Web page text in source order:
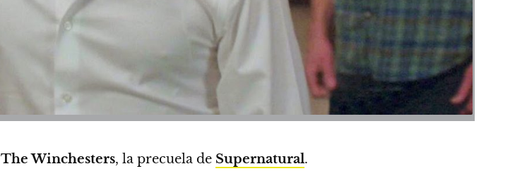
The Winchesters, la precuela de Supernatural.